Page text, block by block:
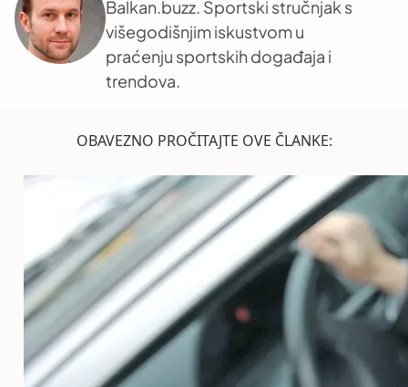
Balkan.buzz. Sportski stručnjak s
višegodišnjim iskustvom u
praćenju sportskih događaja i
trendova.
OBAVEZNO PROČITAJTE OVE ČLANKE: